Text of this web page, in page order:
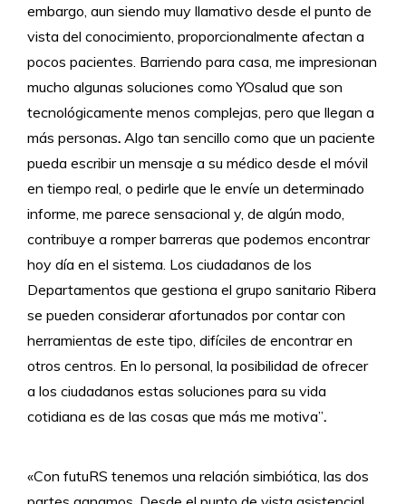
embargo, aun siendo muy llamativo desde el punto de
vista del conocimiento, proporcionalmente afectan a
pocos pacientes. Barriendo para casa, me impresionan
mucho algunas soluciones como YOsalud que son
tecnológicamente menos complejas, pero que llegan a
más personas. Algo tan sencillo como que un paciente
pueda escribir un mensaje a su médico desde el móvil
en tiempo real, o pedirle que le envíe un determinado
informe, me parece sensacional y, de algún modo,
contribuye a romper barreras que podemos encontrar
hoy día en el sistema. Los ciudadanos de los
Departamentos que gestiona el grupo sanitario Ribera
se pueden considerar afortunados por contar con
herramientas de este tipo, difíciles de encontrar en
otros centros. En lo personal, la posibilidad de ofrecer
a los ciudadanos estas soluciones para su vida
cotidiana es de las cosas que más me motiva”.
«Con futuRS tenemos una relación simbiótica, las dos